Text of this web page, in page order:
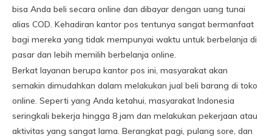
bisa Anda beli secara online dan dibayar dengan uang tunai
alias COD. Kehadiran kantor pos tentunya sangat bermanfaat
bagi mereka yang tidak mempunyai waktu untuk berbelanja di
pasar dan lebih memilih berbelanja online.
Berkat layanan berupa kantor pos ini, masyarakat akan
semakin dimudahkan dalam melakukan jual beli barang di toko
online. Seperti yang Anda ketahui, masyarakat Indonesia
seringkali bekerja hingga 8 jam dan melakukan pekerjaan atau
aktivitas yang sangat lama. Berangkat pagi, pulang sore, dan